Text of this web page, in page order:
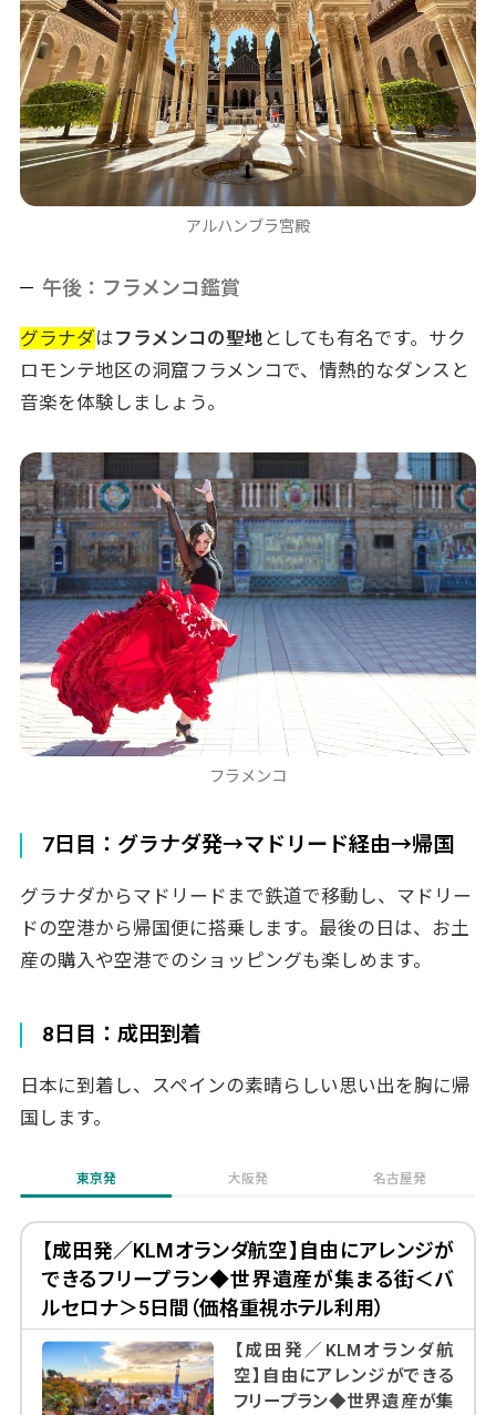
アルハンブラ宮殿
午後：フラメンコ鑑賞
グラナダはフラメンコの聖地 としても有名です。サク
ロモンテ地区の洞窟フラメンコで、情熱的なダンスと
音楽を体験しましょう。
フラメンコ
7日目：グラナダ発→マドリード経由→帰国
グラナダからマドリードまで鉄道で移動し、マドリー
ドの空港から帰国便に搭乗します。最後の日は、お土
産の購入や空港でのショッピングも楽しめます。
8日目：成田到着
日本に到着し、スペインの素晴らしい思い出を胸に帰
国します。
東京発 大阪発 名古屋発
【成田発／KLMオランダ航空】自由にアレンジが
できるフリープラン◆世界遺産が集まる街＜バ
ルセロナ＞5日間（価格重視ホテル利用）
【成田発／KLMオランダ航
空】自由にアレンジができる
フリープラン◆世界遺産が集